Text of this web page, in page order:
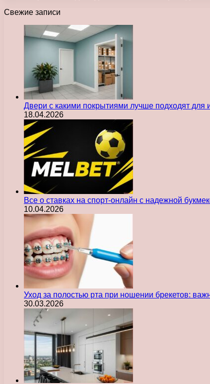
Свежие записи
Двери с какими покрытиями лучше подходят для
18.04.2026
Все о ставках на спорт-онлайн с надежной
10.04.2026
Уход за полостью рта при ношении брекетов:
30.03.2026